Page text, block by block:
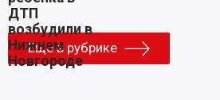
Еще в рубрике